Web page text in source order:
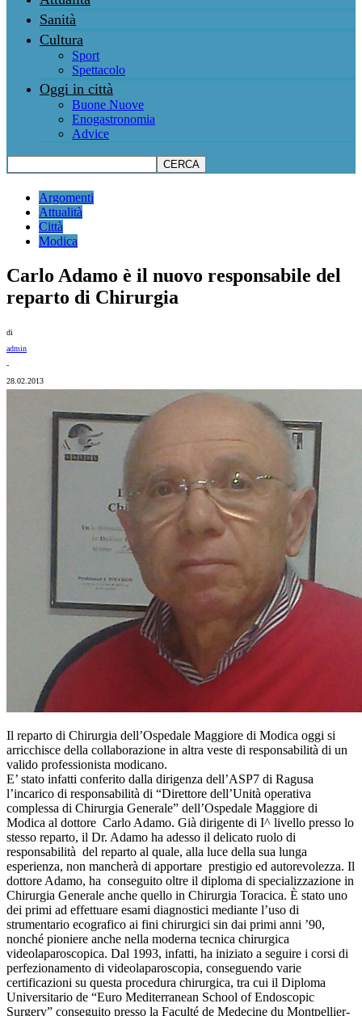
Sanità
Cultura
Sport
Spettacolo
Oggi in città
Buone Nuove
Enogastronomia
Advice
Argomenti
Attualità
Città
Modica
Carlo Adamo è il nuovo responsabile del
reparto di Chirurgia
di
admin
-
28.02.2013
Il reparto di Chirurgia dell’Ospedale Maggiore di Modica oggi si
arricchisce della collaborazione in altra veste di responsabilità di un
valido professionista modicano.
E’ stato infatti conferito dalla dirigenza dell’ASP7 di Ragusa
l’incarico di responsabilità di “Direttore dell’Unità operativa
complessa di Chirurgia Generale” dell’Ospedale Maggiore di
Modica al dottore Carlo Adamo. Già dirigente di I^ livello presso lo
stesso reparto, il Dr. Adamo ha adesso il delicato ruolo di
responsabilità del reparto al quale, alla luce della sua lunga
esperienza, non mancherà di apportare prestigio ed autorevolezza. Il
dottore Adamo, ha conseguito oltre il diploma di specializzazione in
Chirurgia Generale anche quello in Chirurgia Toracica. È stato uno
dei primi ad effettuare esami diagnostici mediante l’uso di
strumentario ecografico ai fini chirurgici sin dai primi anni ’90,
nonché pioniere anche nella moderna tecnica chirurgica
videolaparoscopica. Dal 1993, infatti, ha iniziato a seguire i corsi di
perfezionamento di videolaparoscopia, conseguendo varie
certificazioni su questa procedura chirurgica, tra cui il Diploma
Universitario de “Euro Mediterranean School of Endoscopic
Surgery” conseguito presso la Faculté de Medecine du Montpellier-